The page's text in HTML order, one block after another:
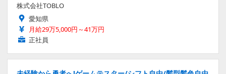
株式会社TOBLO
愛知県
月給29万5,000円～41万円
正社員